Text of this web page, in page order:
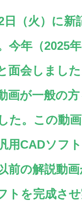
日（火）に
今年（2025
面会しまし
画が一般の
た。この動
用CADソフ
前の解説動
トを完成さ